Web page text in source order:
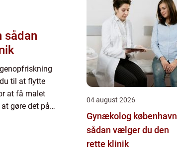
til at flytte
at få malet
gøre det på
04 august 2026
Gynækolog københavn
sådan vælger du den
rette klinik